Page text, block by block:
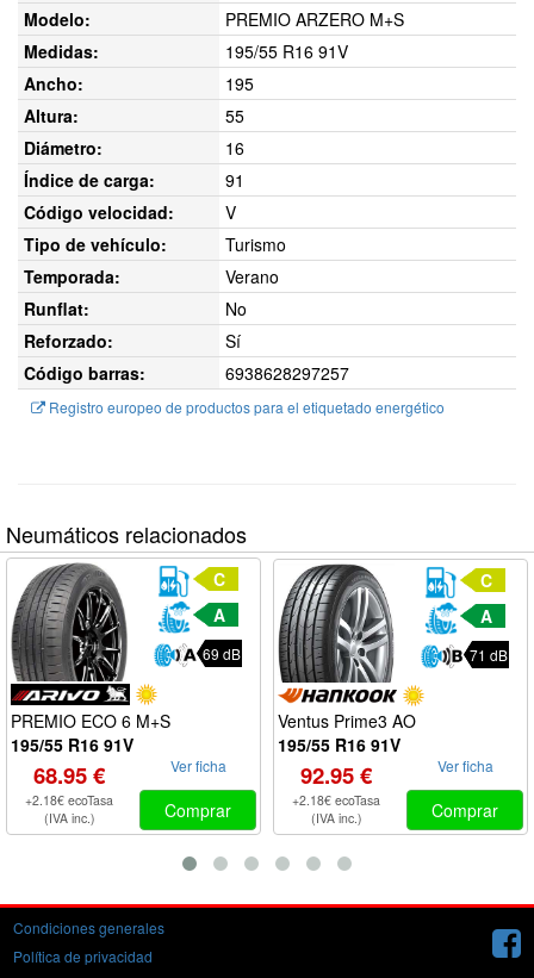
Modelo:
PREMIO ARZERO M+S
Medidas:
195/55 R16 91V
Ancho:
195
Altura:
55
Diámetro:
16
Índice de carga:
91
Código velocidad:
V
Tipo de vehículo:
Turismo
Temporada:
Verano
Runflat:
No
Reforzado:
Sí
Código barras:
6938628297257
Registro europeo de productos para el etiquetado energético
Neumáticos relacionados
C
A
69 dB
PREMIO ECO 6 M+S
195/55 R16 91V
68.95 €
+2.18€ ecoTasa
(IVA inc.)
Ver ficha
Comprar
C
A
71 dB
Ventus Prime3 AO
195/55 R16 91V
92.95 €
+2.18€ ecoTasa
(IVA inc.)
Ver ficha
Comprar
Condiciones generales
Política de privacidad